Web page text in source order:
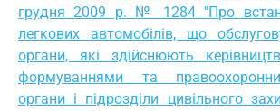
грудня 2009 р. № 1284 "Про
легкових автомобілів, що
органи, які здійснюють
формуваннями та
органи і підрозділи цивільного